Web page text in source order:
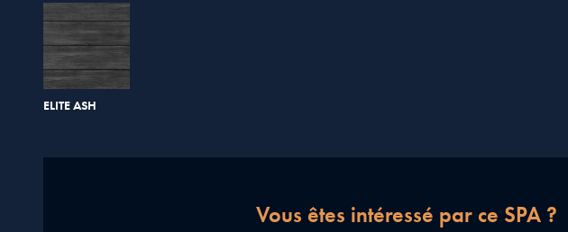
ELITE ASH
Vous êtes intéressé par ce SPA ?